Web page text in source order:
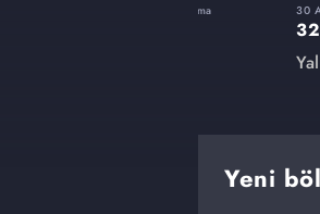
27 Mayıs 2022, Cuma 30
Yeni